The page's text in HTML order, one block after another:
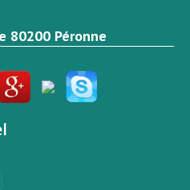
80200 Péronne